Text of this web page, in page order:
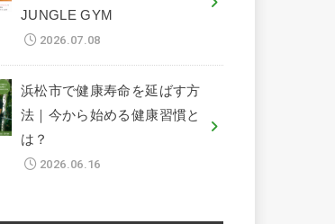
JUNGLE GYM
2026.07.08
浜松市で健康寿命を延ばす方
法｜今から始める健康習慣と
は？
2026.06.16